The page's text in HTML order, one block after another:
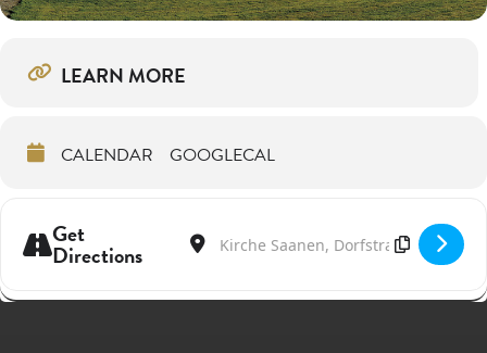
LEARN MORE
CALENDAR GOOGLECAL
Get
Directions
Address - Wien @ Gstaad Menuhin Festival
Destination Address - Wien @